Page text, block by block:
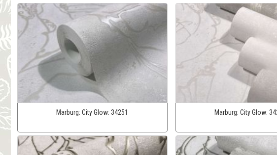
Marburg:City Glow:34251 Marburg: City Glow: